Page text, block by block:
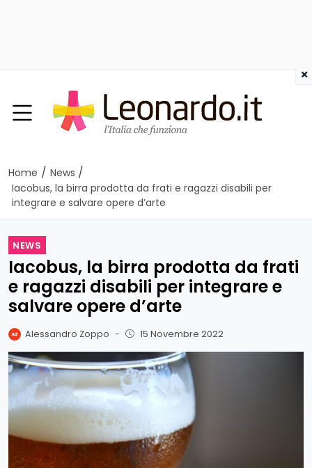
Home / News /
Iacobus, la birra prodotta da frati e ragazzi disabili per
integrare e salvare opere d’arte
NEWS
Iacobus, la birra prodotta da frati
e ragazzi disabili per integrare e
salvare opere d’arte
Alessandro Zoppo - 15 Novembre 2022
×